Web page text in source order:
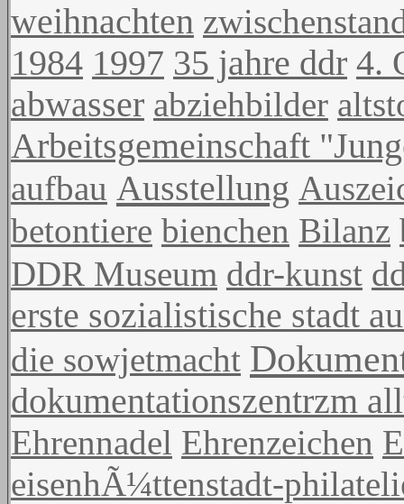
weihnachten
1984 1997 35 jahre ddr 4.
abwasser abziehbilder
Arbeitsgemeinschaft
aufbau Ausstellung
betontiere bienchen Bilanz
DDR Museum ddr-kunst
erste sozialistische stadt
die sowjetmacht
dokumentationszentrzm
Ehrennadel Ehrenzeichen
eisenhÃ¼ttenstadt-